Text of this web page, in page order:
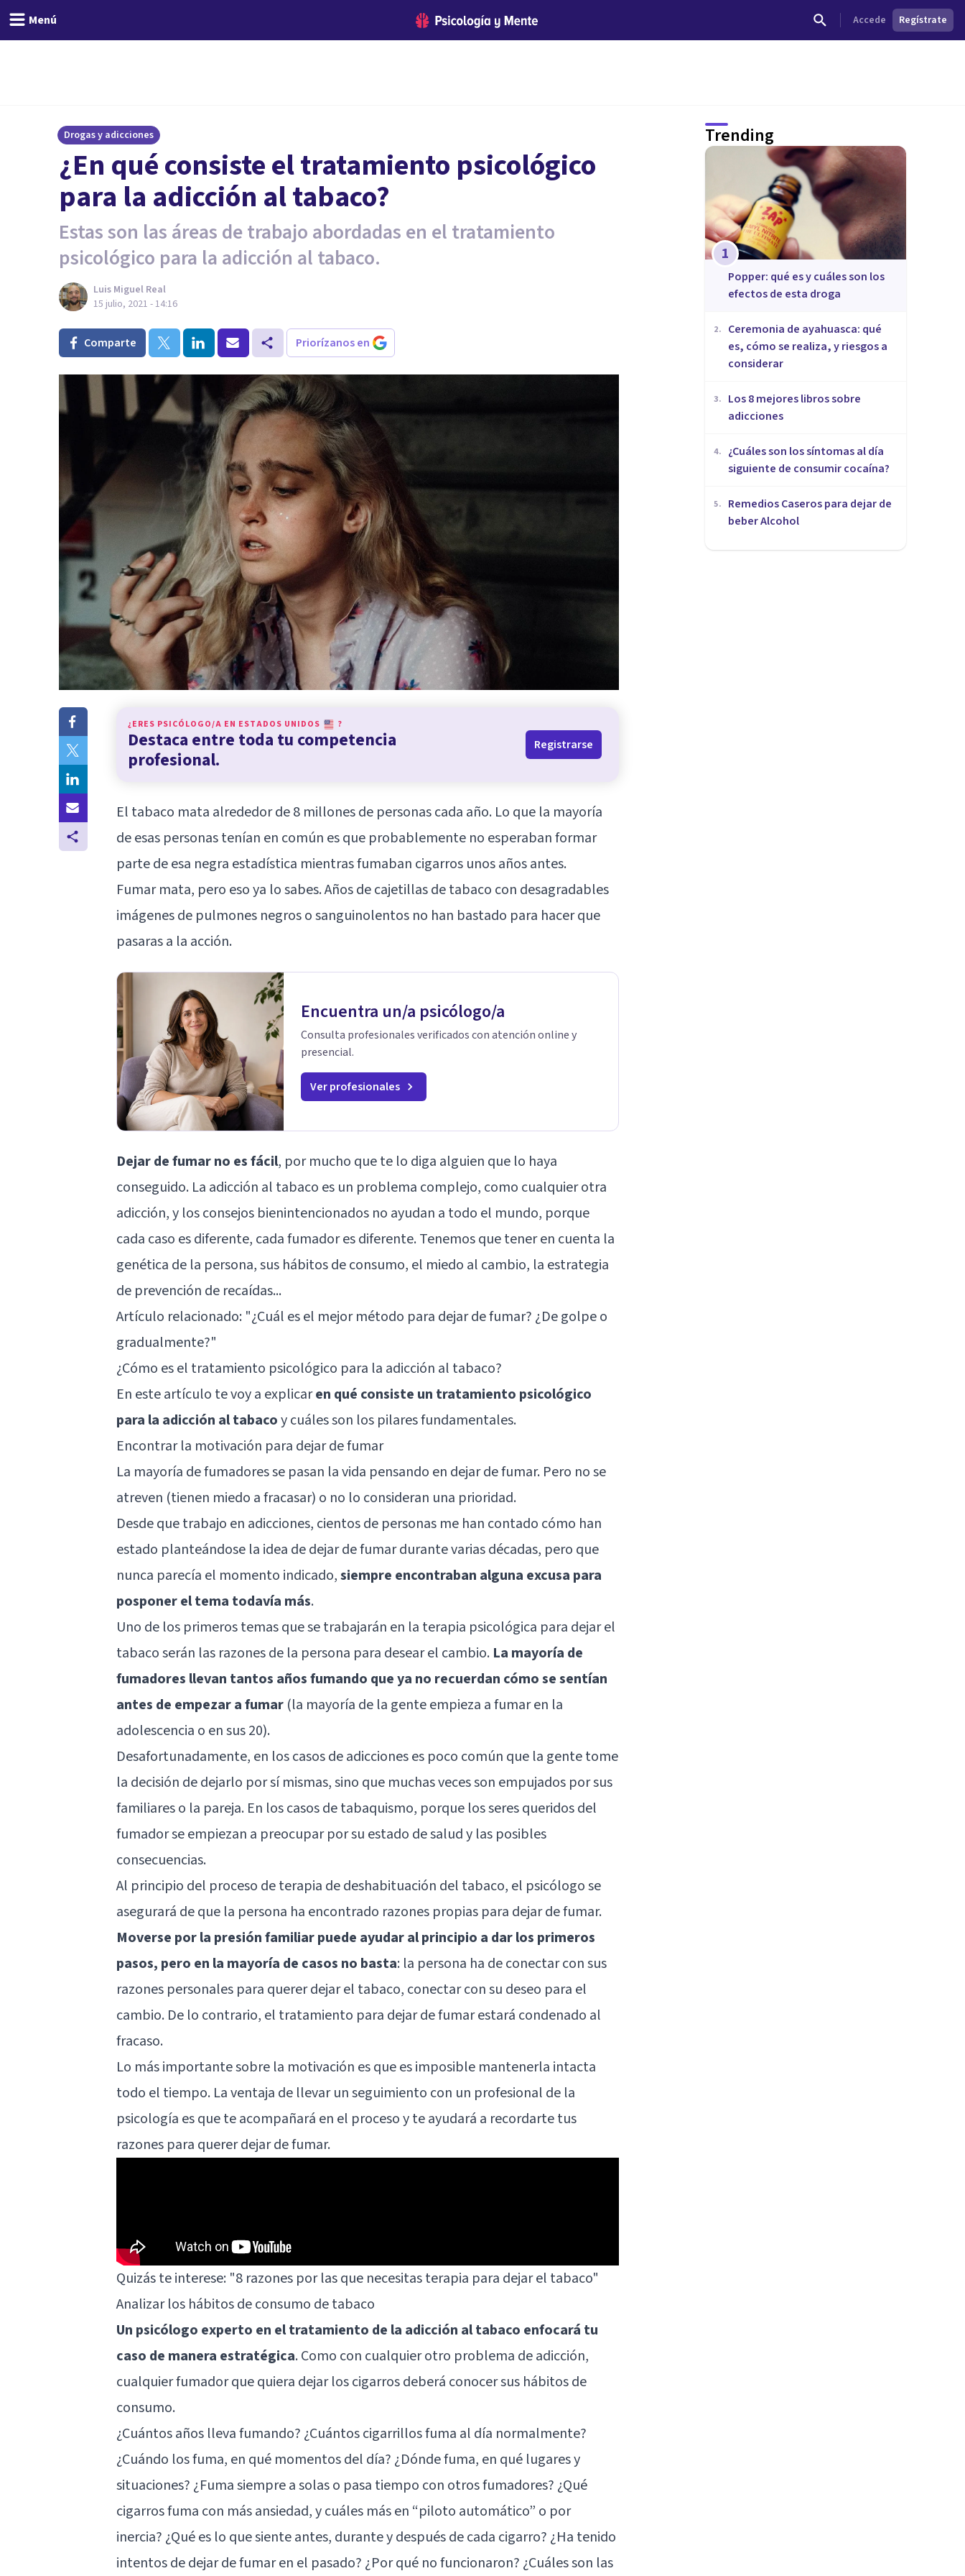
Menú Accede Regístrate
Drogas y adicciones
¿En qué consiste el tratamiento psicológico
para la adicción al tabaco?
Estas son las áreas de trabajo abordadas en el tratamiento
psicológico para la adicción al tabaco.
Luis Miguel Real
15 julio, 2021 - 14:16
Comparte Priorízanos en
¿ERES PSICÓLOGO/A EN ESTADOS UNIDOS ?
Destaca entre toda tu competencia
profesional.
Registrarse
El tabaco mata alrededor de 8 millones de personas cada año. Lo que la mayoría
de esas personas tenían en común es que probablemente no esperaban formar
parte de esa negra estadística mientras fumaban cigarros unos años antes.
Fumar mata, pero eso ya lo sabes. Años de cajetillas de tabaco con desagradables
imágenes de pulmones negros o sanguinolentos no han bastado para hacer que
pasaras a la acción.
Encuentra un/a psicólogo/a
Consulta profesionales verificados con atención online y
presencial.
Ver profesionales
Dejar de fumar no es fácil, por mucho que te lo diga alguien que lo haya
conseguido. La adicción al tabaco es un problema complejo, como cualquier otra
adicción, y los consejos bienintencionados no ayudan a todo el mundo, porque
cada caso es diferente, cada fumador es diferente. Tenemos que tener en cuenta la
genética de la persona, sus hábitos de consumo, el miedo al cambio, la estrategia
de prevención de recaídas...
Artículo relacionado: "¿Cuál es el mejor método para dejar de fumar? ¿De golpe o
gradualmente?"
¿Cómo es el tratamiento psicológico para la adicción al tabaco?
En este artículo te voy a explicaren qué consiste un tratamiento psicológico
para la adicción al tabacoy cuáles son los pilares fundamentales.
Encontrar la motivación para dejar de fumar
La mayoría de fumadores se pasan la vida pensando en dejar de fumar. Pero no se
atreven (tienen miedo a fracasar) o no lo consideran una prioridad.
Desde que trabajo en adicciones, cientos de personas me han contado cómo han
estado planteándose la idea de dejar de fumar durante varias décadas, pero que
nunca parecía el momento indicado,siempre encontraban alguna excusa para
posponer el tema todavía más.
Uno de los primeros temas que se trabajarán en la terapia psicológica para dejar el
tabaco serán las razones de la persona para desear el cambio. La mayoría de
fumadores llevan tantos años fumando que ya no recuerdan cómo se sentían
antes de empezar a fumar (la mayoría de la gente empieza a fumar en la
adolescencia o en sus 20).
Desafortunadamente, en los casos de adicciones es poco común que la gente tome
la decisión de dejarlo por sí mismas, sino que muchas veces son empujados por sus
familiares o la pareja. En los casos de tabaquismo, porque los seres queridos del
fumador se empiezan a preocupar por su estado de salud y las posibles
consecuencias.
Al principio del proceso de terapia de deshabituación del tabaco, el psicólogo se
asegurará de que la persona ha encontrado razones propias para dejar de fumar.
Moverse por la presión familiar puede ayudar al principio a dar los primeros
pasos, pero en la mayoría de casos no basta: la persona ha de conectar con sus
razones personales para querer dejar el tabaco, conectar con su deseo para el
cambio. De lo contrario, el tratamiento para dejar de fumar estará condenado al
fracaso.
Lo más importante sobre la motivación es que es imposible mantenerla intacta
todo el tiempo. La ventaja de llevar un seguimiento con un profesional de la
psicología es que te acompañará en el proceso y te ayudará a recordarte tus
razones para querer dejar de fumar.
Quizás te interese: "8 razones por las que necesitas terapia para dejar el tabaco"
Analizar los hábitos de consumo de tabaco
Un psicólogo experto en el tratamiento de la adicción al tabaco enfocará tu
caso de manera estratégica. Como con cualquier otro problema de adicción,
cualquier fumador que quiera dejar los cigarros deberá conocer sus hábitos de
consumo.
¿Cuántos años lleva fumando? ¿Cuántos cigarrillos fuma al día normalmente?
¿Cuándo los fuma, en qué momentos del día? ¿Dónde fuma, en qué lugares y
situaciones? ¿Fuma siempre a solas o pasa tiempo con otros fumadores? ¿Qué
cigarros fuma con más ansiedad, y cuáles más en “piloto automático” o por
inercia? ¿Qué es lo que siente antes, durante y después de cada cigarro? ¿Ha tenido
intentos de dejar de fumar en el pasado? ¿Por qué no funcionaron? ¿Cuáles son las
Trending
1
Popper: qué es y cuáles son los
efectos de esta droga
2.
Ceremonia de ayahuasca: qué
es, cómo se realiza, y riesgos a
considerar
3.
Los 8 mejores libros sobre
adicciones
4.
¿Cuáles son los síntomas al día
siguiente de consumir cocaína?
5.
Remedios Caseros para dejar de
beber Alcohol